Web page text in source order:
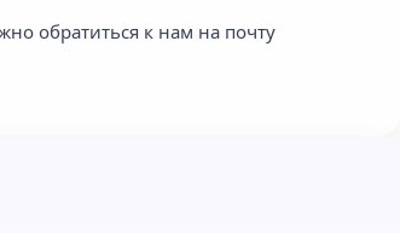
обратиться к нам на почту